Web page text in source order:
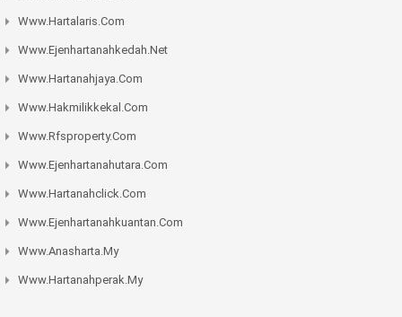
Www.hartalaris.com
Www.ejenhartanahkedah.net
Www.hartanahjaya.com
Www.hakmilikkekal.com
Www.rfsproperty.com
Www.ejenhartanahutara.com
Www.hartanahclick.com
Www.ejenhartanahkuantan.com
Www.anasharta.my
Www.hartanahperak.my